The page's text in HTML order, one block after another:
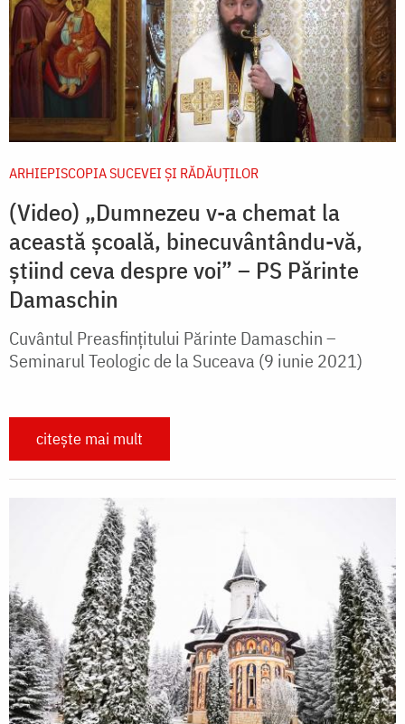
ARHIEPISCOPIA SUCEVEI ŞI RĂDĂUŢILOR
(Video) „Dumnezeu v-a chemat la
această școală, binecuvântându-vă,
știind ceva despre voi” – PS Părinte
Damaschin
Cuvântul Preasfințitului Părinte Damaschin –
Seminarul Teologic de la Suceava (9 iunie 2021)
citește mai mult